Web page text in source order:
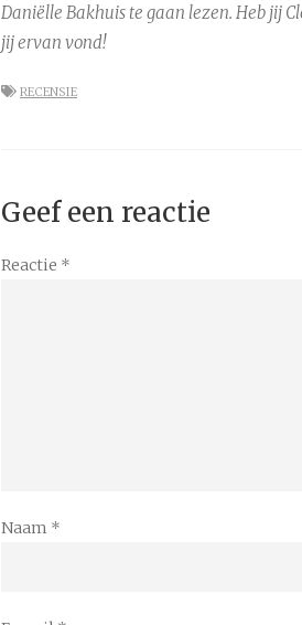
Daniëlle Bakhuis te gaan lezen. Heb jij
jij ervan vond!
RECENSIE
Geef een reactie
Reactie *
Naam *